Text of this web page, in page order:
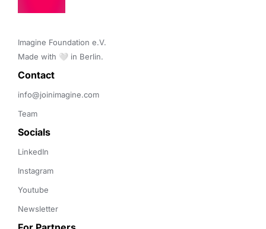
Imagine Foundation e.V.
Made with 🤍 in Berlin.
Contact
info@joinimagine.com
Team
Socials
LinkedIn
Instagram
Youtube
Newsletter